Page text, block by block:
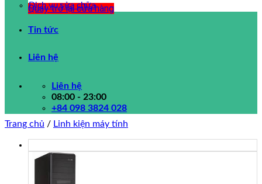
Quay trở lại cửa hàng
Dịch vụ sửa chữa
Tin tức
Liên hệ
Liên hệ
08:00 - 23:00
+84 098 3824 028
Trang chủ / Linh kiện máy tính